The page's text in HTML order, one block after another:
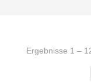
Ergebnisse 1 –